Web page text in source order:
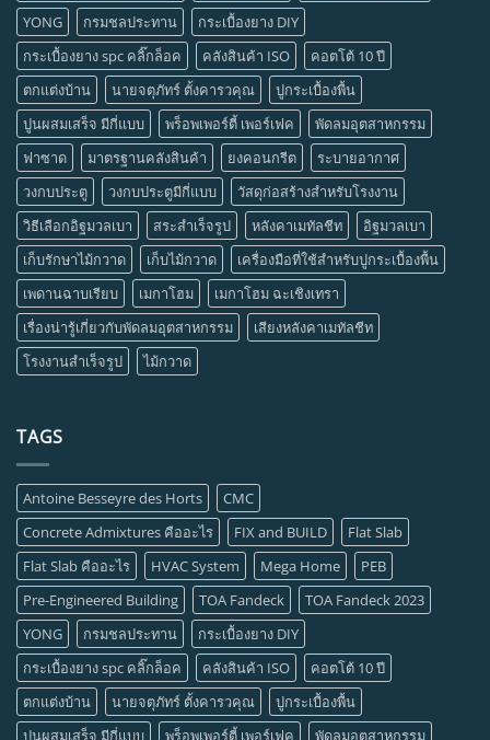
YONG
กรมชลประทาน
กระเบื้องยาง DIY
กระเบื้องยาง spc คลิ๊กล็อค
คลังสินค้า ISO
คอตโต้ 10 ปี
ตกแต่งบ้าน
นายจตุภัทร์ ตั้งคารวคุณ
ปูกระเบื้องพื้น
ปูนผสมเสร็จ มีกี่แบบ
พร็อพเพอร์ตี้ เพอร์เฟค
พัดลมอุตสาหกรรม
ฟาซาด
มาตรฐานคลังสินค้า ยงคอนกรีต
ระบายอากาศ
วงกบประตู
วงกบประตูมีกี่แบบ
วัสดุก่อสร้างสำหรับโรงงาน
วิธีเลือกอิฐมวลเบา
สระสำเร็จรูป หลังคาเมทัลชีท
อิฐมวลเบา
เก็บรักษาไม้กวาด
เก็บไม้กวาด
เครื่องมือที่ใช้สำหรับปูกระเบื้องพื้น
เพดานฉาบเรียบ
เมกาโฮม
เมกาโฮม ฉะเชิงเทรา
เรื่องน่ารู้เกี่ยวกับพัดลมอุตสาหกรรม
เสียงหลังคาเมทัลชีท
โรงงานสำเร็จรูป
ไม้กวาด
TAGS
Antoine Besseyre des Horts
CMC
Concrete Admixtures คืออะไร
FIX and BUILD
Flat Slab
Flat Slab คืออะไร
HVAC System Mega Home
PEB
Pre-Engineered Building
TOA Fandeck
TOA Fandeck 2023
YONG
กรมชลประทาน
กระเบื้องยาง DIY
กระเบื้องยาง spc คลิ๊กล็อค
คลังสินค้า ISO
คอตโต้ 10 ปี
ตกแต่งบ้าน
นายจตุภัทร์ ตั้งคารวคุณ
ปูกระเบื้องพื้น
ปูนผสมเสร็จ มีกี่แบบ
พร็อพเพอร์ตี้ เพอร์เฟค พัดลมอุตสาหกรรม